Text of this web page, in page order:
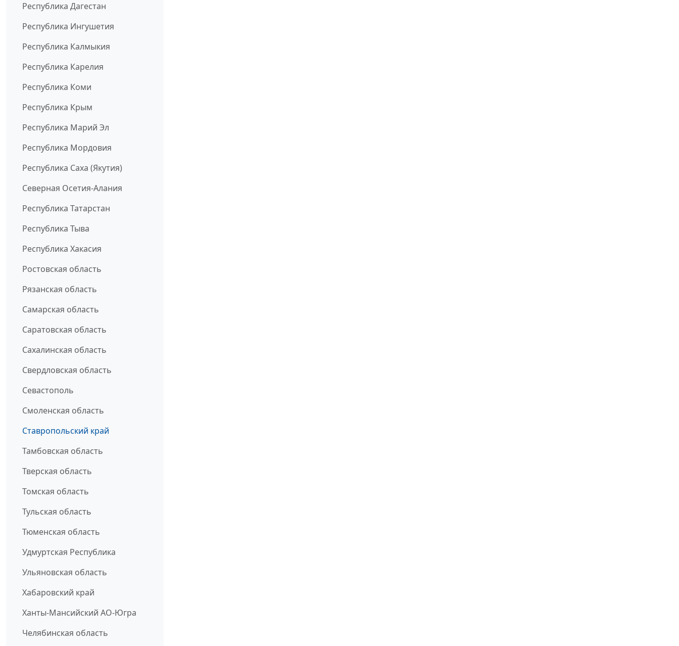
Республика Дагестан
Республика Ингушетия
Республика Калмыкия
Республика Карелия
Республика Коми
Республика Крым
Республика Марий Эл
Республика Мордовия
Республика Саха (Якутия)
Северная Осетия-Алания
Республика Татарстан
Республика Тыва
Республика Хакасия
Ростовская область
Рязанская область
Самарская область
Саратовская область
Сахалинская область
Свердловская область
Севастополь
Смоленская область
Ставропольский край
Тамбовская область
Тверская область
Томская область
Тульская область
Тюменская область
Удмуртская Республика
Ульяновская область
Хабаровский край
Ханты-Мансийский АО-Югра
Челябинская область